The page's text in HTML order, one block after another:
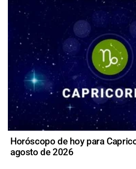
Horóscopo de hoy para
agosto de 2026